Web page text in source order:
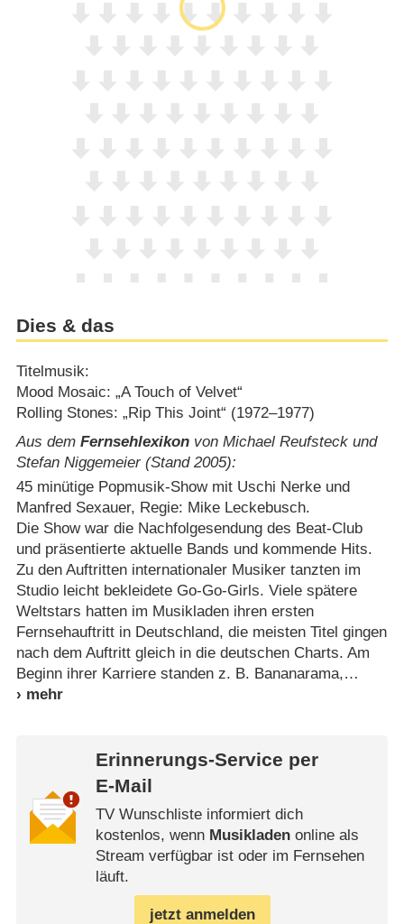
Dies & das
Titelmusik:
Mood Mosaic: „A Touch of Velvet“
Rolling Stones: „Rip This Joint“ (1972⁠–⁠1977)
Aus dem Fernsehlexikonvon Michael Reufsteck und
Stefan Niggemeier (Stand 2005):
45 minütige Popmusik-Show mit Uschi Nerke und
Manfred Sexauer, Regie: Mike Leckebusch.
Die Show war die Nachfolgesendung des Beat-Club
und präsentierte aktuelle Bands und kommende Hits.
Zu den Auftritten internationaler Musiker tanzten im
Studio leicht bekleidete Go-Go-Girls. Viele spätere
Weltstars hatten im Musikladen ihren ersten
Fernsehauftritt in Deutschland, die meisten Titel gingen
nach dem Auftritt gleich in die deutschen Charts. Am
Beginn ihrer Karriere standen z. B. Bananarama,
Erinnerungs-Service per
E-Mail
TV Wunschliste informiert dich
kostenlos, wenn Musikladenonline als
Stream verfügbar ist oder im Fernsehen
läuft.
jetzt anmelden